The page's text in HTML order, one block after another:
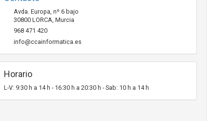
Avda. Europa, nº 6 bajo
30800 LORCA, Murcia
968 471 420
info@ccainformatica.es
Horario
L-V: 9:30 h a 14 h - 16:30 h a 20:30 h - Sab: 10 h a 14 h